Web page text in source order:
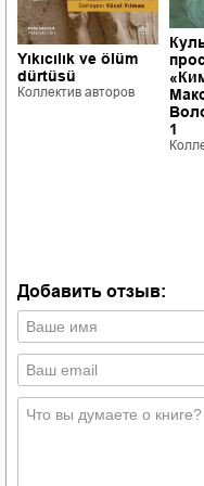
Yıkıcılık ve ölüm
dürtüsü
Коллектив авторов
1
Добавить отзыв: